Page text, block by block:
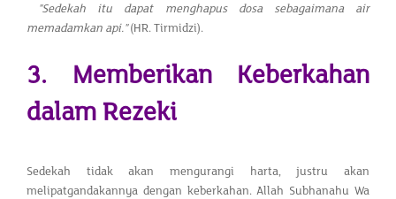
"Sedekah itu dapat menghapus dosa sebagaimana air
memadamkan api."(HR. Tirmidzi).
3. Memberikan Keberkahan
dalam Rezeki
Sedekah tidak akan mengurangi harta, justru akan
melipatgandakannya dengan keberkahan. Allah Subhanahu Wa